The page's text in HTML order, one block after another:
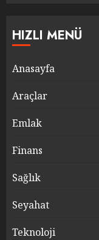
HIZLI MENÜ
Anasayfa
Araçlar
Emlak
Finans
Sağlık
Seyahat
Teknoloji